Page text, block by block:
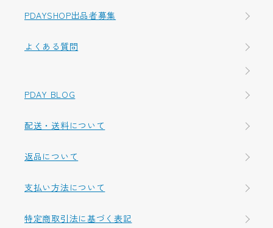
PDAYSHOP出品者募集
よくある質問
PDAY BLOG
配送・送料について
返品について
支払い方法について
特定商取引法に基づく表記